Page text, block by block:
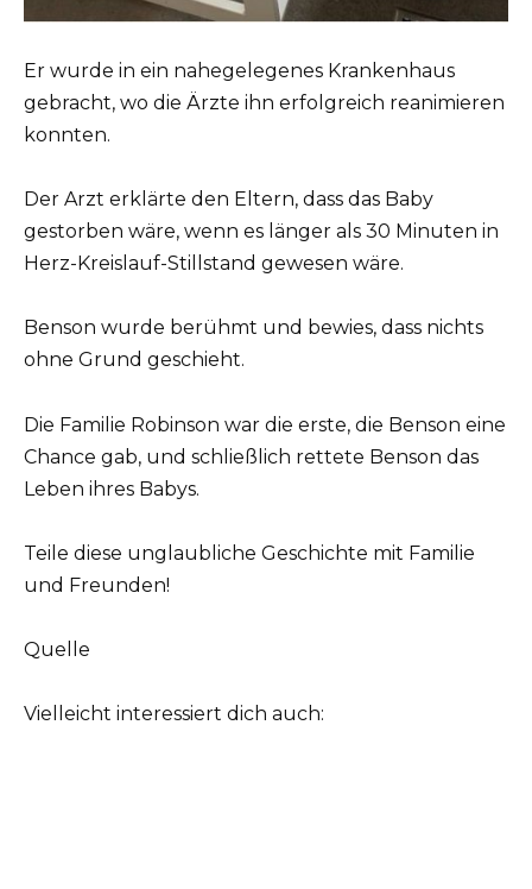
Er wurde in ein nahegelegenes Krankenhaus
gebracht, wo die Ärzte ihn erfolgreich reanimieren
konnten.
Der Arzt erklärte den Eltern, dass das Baby
gestorben wäre, wenn es länger als 30 Minuten in
Herz-Kreislauf-Stillstand gewesen wäre.
Benson wurde berühmt und bewies, dass nichts
ohne Grund geschieht.
Die Familie Robinson war die erste, die Benson eine
Chance gab, und schließlich rettete Benson das
Leben ihres Babys.
Teile diese unglaubliche Geschichte mit Familie
und Freunden!
Quelle
Vielleicht interessiert dich auch: